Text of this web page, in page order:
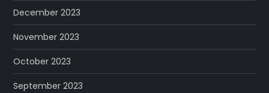
December 2023
November 2023
October 2023
September 2023